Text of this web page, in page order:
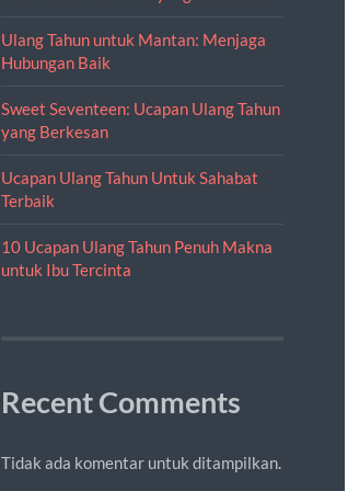
Ulang Tahun untuk Mantan: Menjaga
Hubungan Baik
Sweet Seventeen: Ucapan Ulang Tahun
yang Berkesan
Ucapan Ulang Tahun Untuk Sahabat
Terbaik
10 Ucapan Ulang Tahun Penuh Makna
untuk Ibu Tercinta
Recent Comments
Tidak ada komentar untuk ditampilkan.